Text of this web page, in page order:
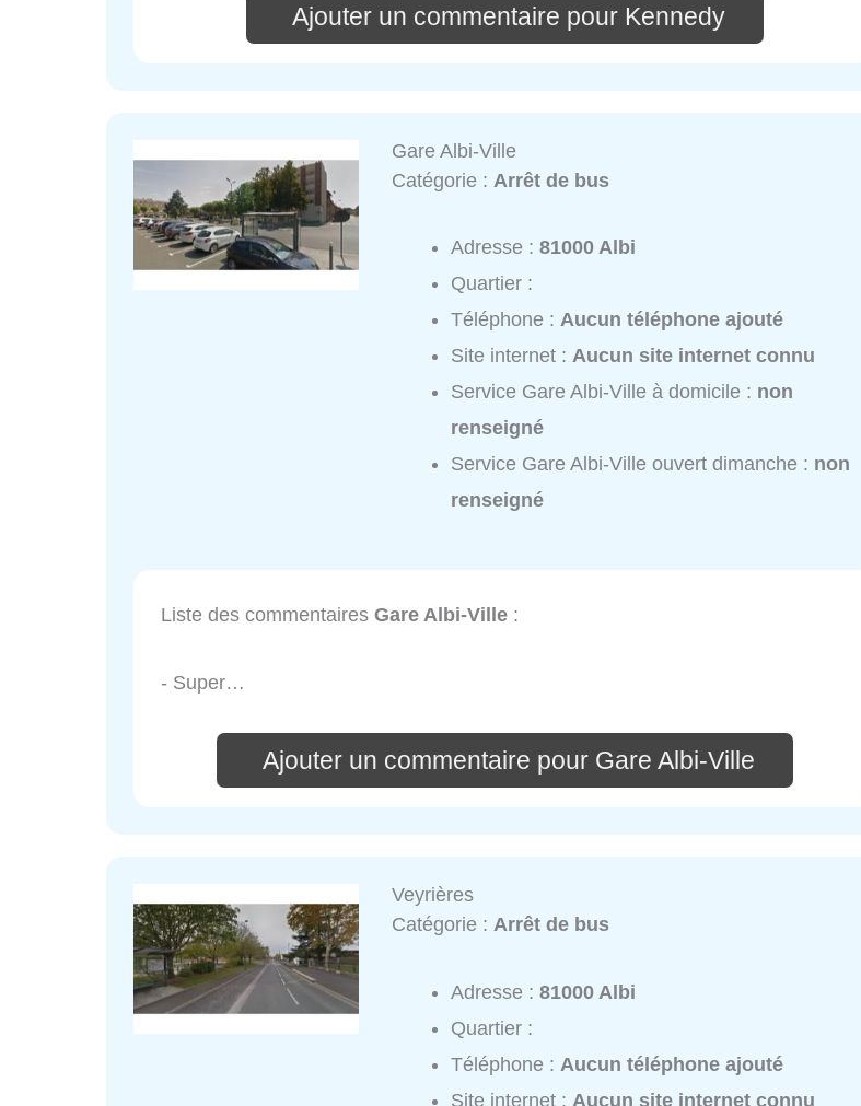
Ajouter un commentaire pour Kennedy
Gare Albi-Ville
Catégorie : Arrêt de bus
Adresse :81000 Albi
Quartier :
Téléphone :Aucun téléphone ajouté
Site internet :Aucun site internet connu
Service Gare Albi-Ville à domicile : non
renseigné
Service Gare Albi-Ville ouvert dimanche : non
renseigné
Liste des commentaires Gare Albi-Ville :
- Super…
Ajouter un commentaire pour Gare Albi-Ville
Veyrières
Catégorie : Arrêt de bus
Adresse :81000 Albi
Quartier :
Téléphone : Aucun téléphone ajouté
Site internet : Aucun site internet connu